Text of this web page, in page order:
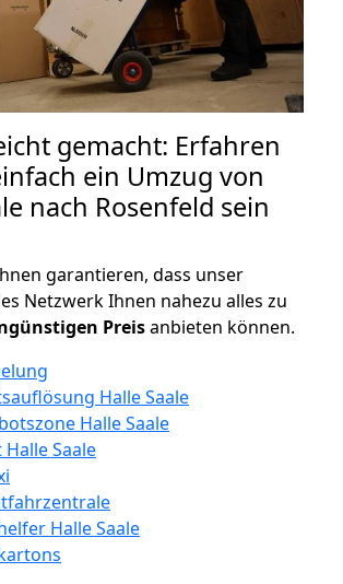
gemacht: Erfahren
ein Umzug von
nach Rosenfeld sein
garantieren, dass unser
Netzwerk Ihnen nahezu alles zu
Preisanbieten können.
Halle Saale
Halle Saale
Saale
Halle Saale